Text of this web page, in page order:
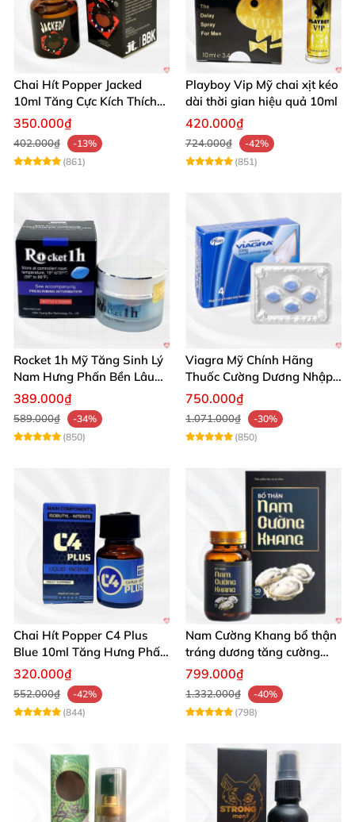
Chai Hít Popper Jacked
10ml Tăng Cực Kích Thích
Mạnh Mẽ
350.000₫
402.000₫
-13%
(861)
Playboy Vip Mỹ chai xịt kéo
dài thời gian hiệu quả 10ml
420.000₫
724.000₫
-42%
(851)
Rocket 1h Mỹ Tăng Sinh Lý
Nam Hưng Phấn Bền Lâu
Mạnh Mẽ
389.000₫
589.000₫
-34%
(850)
Viagra Mỹ Chính Hãng
Thuốc Cường Dương Nhập
Khẩu Chính Ngạch
750.000₫
1.071.000₫
-30%
(850)
Chai Hít Popper C4 Plus
Blue 10ml Tăng Hưng Phấn
Mạnh Mẽ
320.000₫
552.000₫
-42%
(844)
Nam Cường Khang bổ thận
tráng dương tăng cường
sinh lực bền lâu
799.000₫
1.332.000₫
-40%
(798)